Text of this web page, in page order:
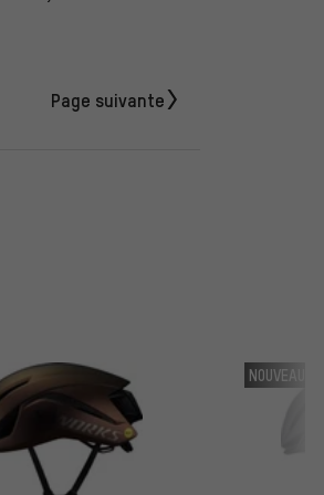
Page suivante
NOUVEAU